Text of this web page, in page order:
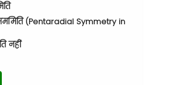
(Pentaradial Symmetry in
नहीं